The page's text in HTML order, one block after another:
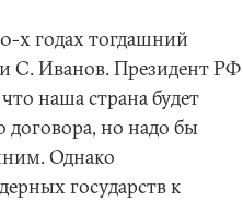
х годах тогдашний
С. Иванов. Президент РФ
наша страна будет
договора, но надо бы
Однако
государств к